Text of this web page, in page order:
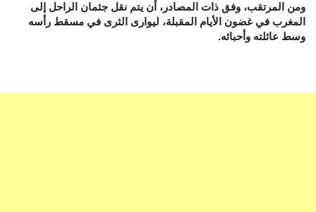
ومن المرتقب، وفق ذات المصادر، أن يتم نقل جثمان الراحل إلى
المغرب في غضون الأيام المقبلة، ليوارى الثرى في مسقط رأسه
وسط عائلته وأحبائه.